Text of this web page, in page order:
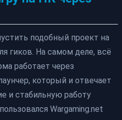
подобный проект на
гиков. На самом деле, всё
работает через
который и отвечает
и стабильную работу
Wargaming.net